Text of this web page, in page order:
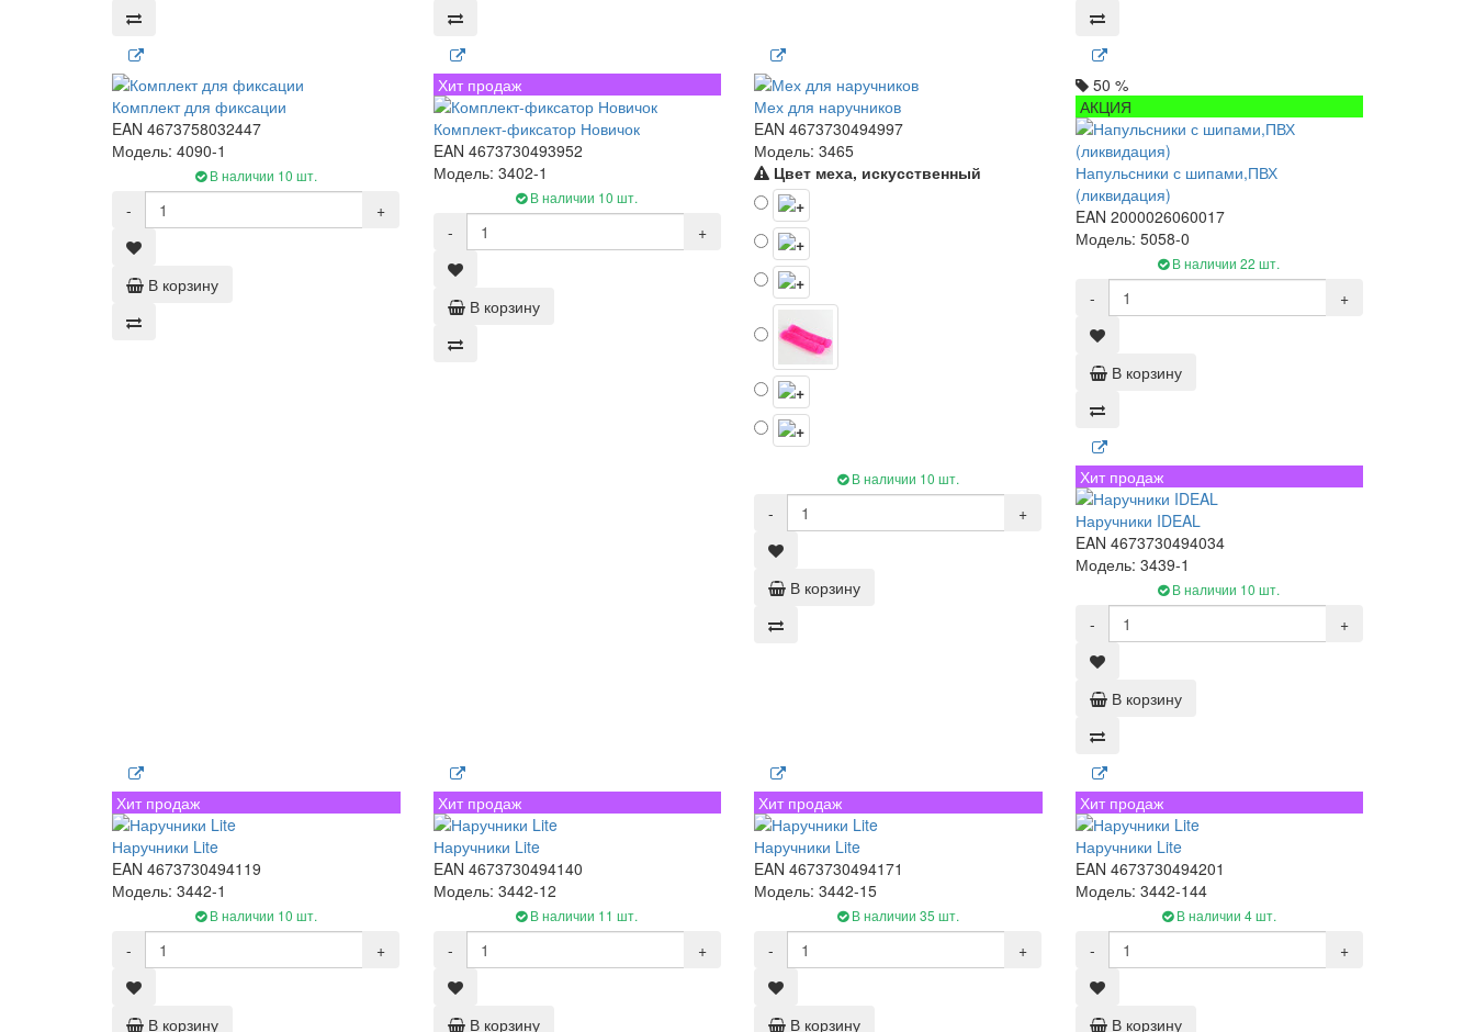
Комплект для фиксации
EAN 4673758032447
Модель: 4090-1
В наличии 10 шт.
- +
В корзину
Хит продаж
Комплект-фиксатор Новичок
EAN 4673730493952
Модель: 3402-1
В наличии 10 шт.
- +
В корзину
Мех для наручников
EAN 4673730494997
Модель: 3465
Цвет меха, искусственный
В наличии 10 шт.
- +
В корзину
50 %
АКЦИЯ
Напульсники с шипами,ПВХ
(ликвидация)
EAN 2000026060017
Модель: 5058-0
В наличии 22 шт.
- +
В корзину
Хит продаж
Наручники IDEAL
EAN 4673730494034
Модель: 3439-1
В наличии 10 шт.
- +
В корзину
Хит продаж
Наручники Lite
EAN 4673730494119
Модель: 3442-1
В наличии 10 шт.
- +
В корзину
Хит продаж
Наручники Lite
EAN 4673730494140
Модель: 3442-12
В наличии 11 шт.
- +
В корзину
Хит продаж
Наручники Lite
EAN 4673730494171
Модель: 3442-15
В наличии 35 шт.
- +
В корзину
Хит продаж
Наручники Lite
EAN 4673730494201
Модель: 3442-144
В наличии 4 шт.
- +
В корзину